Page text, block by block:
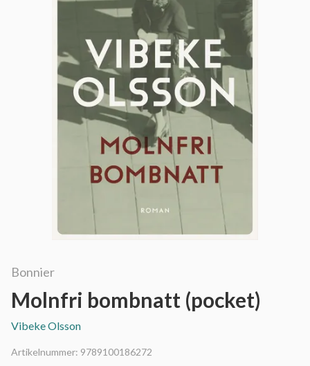
Bonnier
Molnfri bombnatt (pocket)
Vibeke Olsson
Artikelnummer: 9789100186272